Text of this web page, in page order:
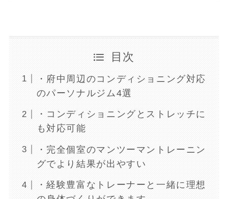
目次
・府中周辺のコンディショニング対応
のパーソナルジム4選
・コンディショニングとストレッチに
も対応可能
・完全個室のマンツーマントレーニン
グでより結果が出やすい
・経験豊富なトレーナーと一緒に理想